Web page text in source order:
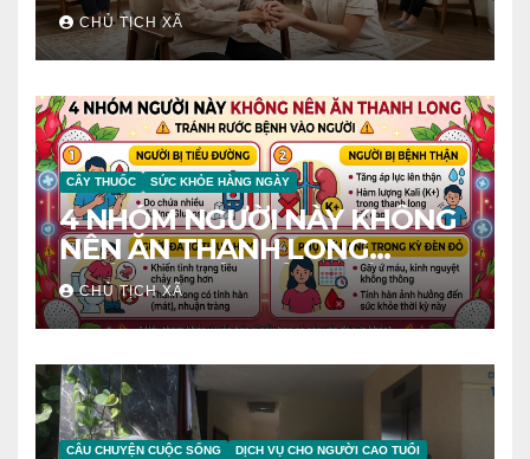
CHỦ TỊCH XÃ
CÂY THUỐC SỨC KHỎE HÀNG NGÀY
4 NHÓM NGƯỜI NÀY KHÔNG
NÊN ĂN THANH LONG
TRÁNH RƯỚC BỆNH VÀO
NGƯỜI
CHỦ TỊCH XÃ
CÂU CHUYỆN CUỘC SỐNG DỊCH VỤ CHO NGƯỜI CAO TUỔI